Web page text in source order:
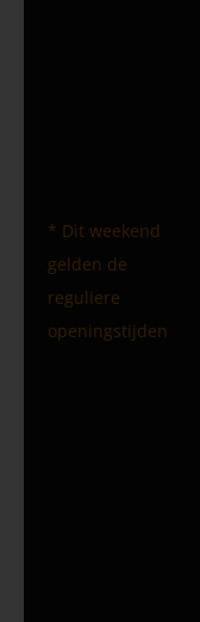
* Dit weekend
gelden de
reguliere
openingstijden